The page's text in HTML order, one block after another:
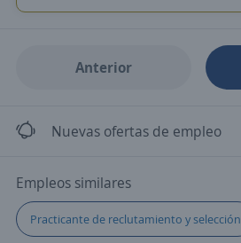
Anterior
Nuevas ofertas de empleo
Empleos similares
Practicante de reclutamiento y selección